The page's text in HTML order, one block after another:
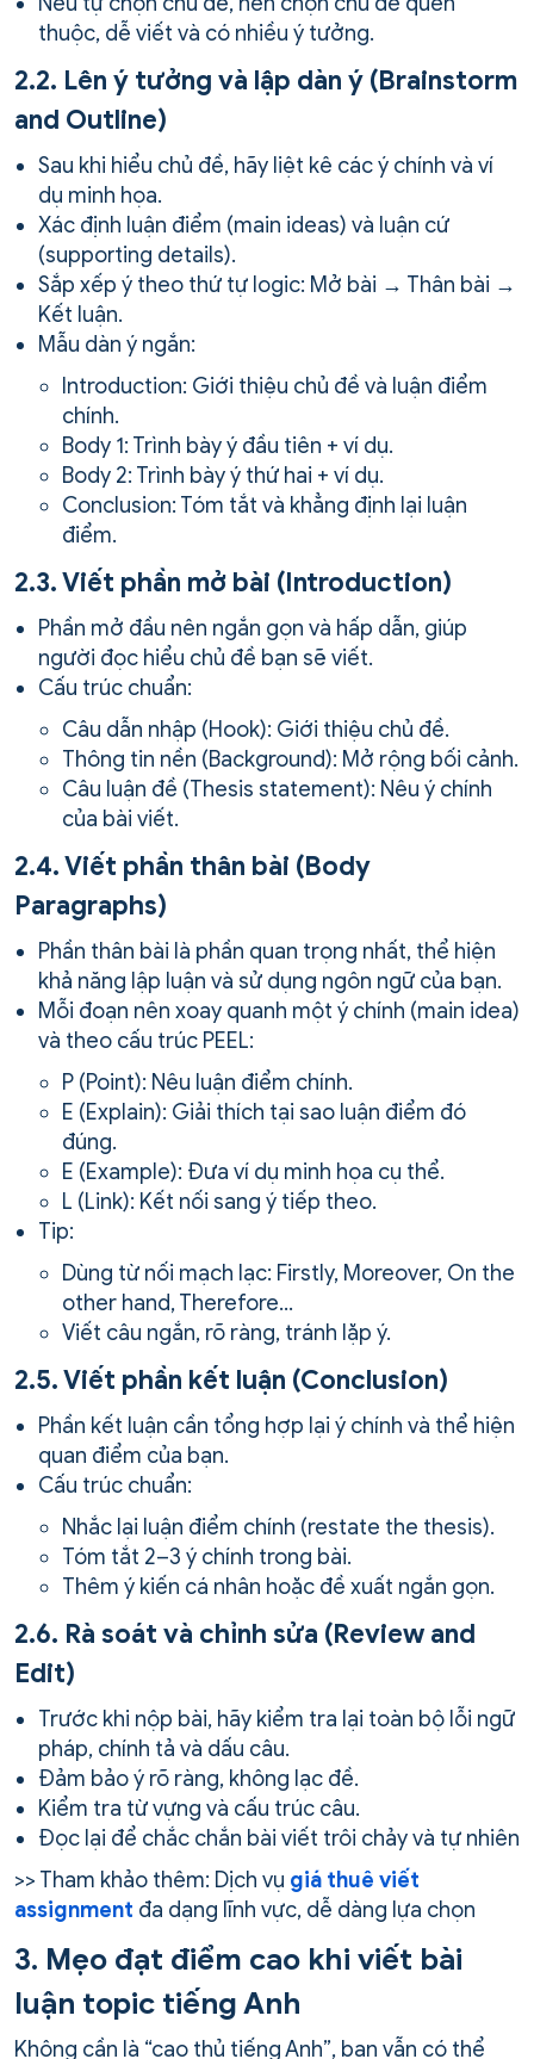
thuộc, dễ viết và có nhiều ý tưởng.
2.2. Lên ý tưởng và lập dàn ý (Brainstorm
and Outline)
Sau khi hiểu chủ đề, hãy liệt kê các ý chính và ví
dụ minh họa.
Xác định luận điểm (main ideas) và luận cứ
(supporting details).
Sắp xếp ý theo thứ tự logic: Mở bài → Thân bài →
Kết luận.
Mẫu dàn ý ngắn:
Introduction: Giới thiệu chủ đề và luận điểm
chính.
Body 1: Trình bày ý đầu tiên + ví dụ.
Body 2: Trình bày ý thứ hai + ví dụ.
Conclusion: Tóm tắt và khẳng định lại luận
điểm.
2.3. Viết phần mở bài (Introduction)
Phần mở đầu nên ngắn gọn và hấp dẫn, giúp
người đọc hiểu chủ đề bạn sẽ viết.
Cấu trúc chuẩn:
Câu dẫn nhập (Hook): Giới thiệu chủ đề.
Thông tin nền (Background): Mở rộng bối cảnh.
Câu luận đề (Thesis statement): Nêu ý chính
của bài viết.
2.4. Viết phần thân bài (Body
Paragraphs)
Phần thân bài là phần quan trọng nhất, thể hiện
khả năng lập luận và sử dụng ngôn ngữ của bạn.
Mỗi đoạn nên xoay quanh một ý chính (main idea)
và theo cấu trúc PEEL:
P (Point): Nêu luận điểm chính.
E (Explain): Giải thích tại sao luận điểm đó
đúng.
E (Example): Đưa ví dụ minh họa cụ thể.
L (Link): Kết nối sang ý tiếp theo.
Tip:
Dùng từ nối mạch lạc: Firstly, Moreover, On the
other hand, Therefore…
Viết câu ngắn, rõ ràng, tránh lặp ý.
2.5. Viết phần kết luận (Conclusion)
Phần kết luận cần tổng hợp lại ý chính và thể hiện
quan điểm của bạn.
Cấu trúc chuẩn:
Nhắc lại luận điểm chính (restate the thesis).
Tóm tắt 2–3 ý chính trong bài.
Thêm ý kiến cá nhân hoặc đề xuất ngắn gọn.
2.6. Rà soát và chỉnh sửa (Review and
Edit)
Trước khi nộp bài, hãy kiểm tra lại toàn bộ lỗi ngữ
pháp, chính tả và dấu câu.
Đảm bảo ý rõ ràng, không lạc đề.
Kiểm tra từ vựng và cấu trúc câu.
Đọc lại để chắc chắn bài viết trôi chảy và tự nhiên
>> Tham khảo thêm: Dịch vụ giá thuê viết
assignment đa dạng lĩnh vực, dễ dàng lựa chọn
3. Mẹo đạt điểm cao khi viết bài
luận topic tiếng Anh
Không cần là “cao thủ tiếng Anh”, bạn vẫn có thể